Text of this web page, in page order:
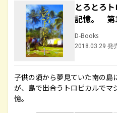
とろとろ
記憶。 第
D-Books
2018.03.29 発
子供の頃から夢見ていた南の
が、島で出合うトロピカルでマ
憶。